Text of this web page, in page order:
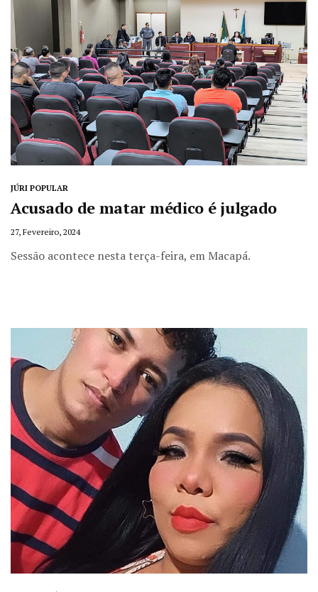
JÚRI POPULAR
Acusado de matar médico é julgado
27, Fevereiro, 2024
Sessão acontece nesta terça-feira, em Macapá.